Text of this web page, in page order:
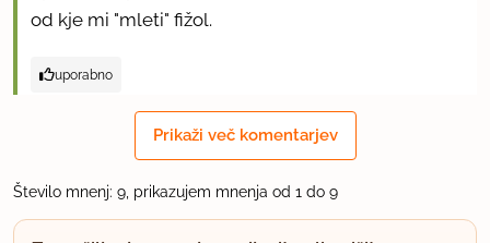
od kje mi "mleti" fižol.
uporabno
član od 2011
2.3.2012 ob 10:13
Prikaži več komentarjev
Število mnenj: 9, prikazujem mnenja od 1 do 9